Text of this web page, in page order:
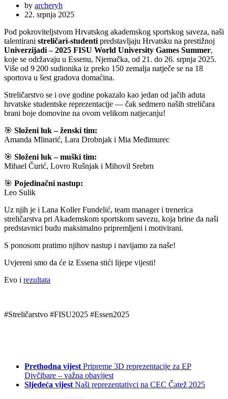
by archeryh
22. srpnja 2025
Pod pokroviteljstvom Hrvatskog akademskog sportskog saveza, naši
talentirani streličari-studenti predstavljaju Hrvatsku na prestižnoj
Univerzijadi – 2025 FISU World University Games Summer,
koje se održavaju u Essenu, Njemačka, od 21. do 26. srpnja 2025.
Više od 9 200 sudionika iz preko 150 zemalja natječe se na 18
sportova u šest gradova domaćina.
Streličarstvo se i ove godine pokazalo kao jedan od jačih aduta
hrvatske studentske reprezentacije — čak sedmero naših streličara
brani boje domovine na ovom velikom natjecanju!
🎯 Složeni luk – ženski tim:
Amanda Mlinarić, Lara Drobnjak i Mia Međimurec
🎯 Složeni luk – muški tim:
Mihael Čurić, Lovro Rušnjak i Mihovil Srebrn
🎯 Pojedinačni nastup:
Leo Sulik
Uz njih je i Lana Koller Fundelić, team manager i trenerica
streličarstva pri Akademskom sportskom savezu, koja brine da naši
predstavnici budu maksimalno pripremljeni i motivirani.
S ponosom pratimo njihov nastup i navijamo za naše!
Uvjereni smo da će iz Essena stići lijepe vijesti!
Evo i rezultata
#Streličarstvo #FISU2025 #Essen2025
Prethodna vijest Pripreme 3D reprezentacije za EP
Divčibare – važna obavijest
Sljedeća vijest Naši reprezentativci na CEC Čatež 2025